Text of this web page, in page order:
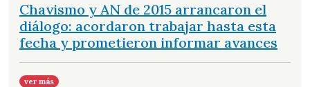
Chavismo y AN de 2015 arrancaron el
diálogo: acordaron trabajar hasta esta
fecha y prometieron informar avances
ver más